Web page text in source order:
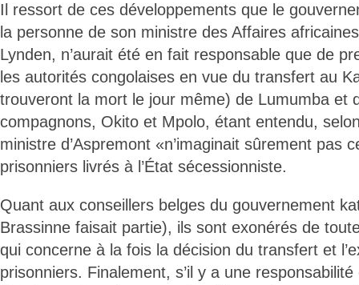
Il ressort de ces développements que le
la personne de son ministre des Affaires
Lynden, n’aurait été en fait responsable que de
les autorités congolaises en vue du transfert au
trouveront la mort le jour même) de Lumumba et
compagnons, Okito et Mpolo, étant entendu,
ministre d’Aspremont «n’imaginait sûrement pas
prisonniers livrés à l’État sécessionniste.
Quant aux conseillers belges du gouvernement
Brassinne faisait partie), ils sont exonérés de
qui concerne à la fois la décision du transfert et
prisonniers. Finalement, s’il y a une